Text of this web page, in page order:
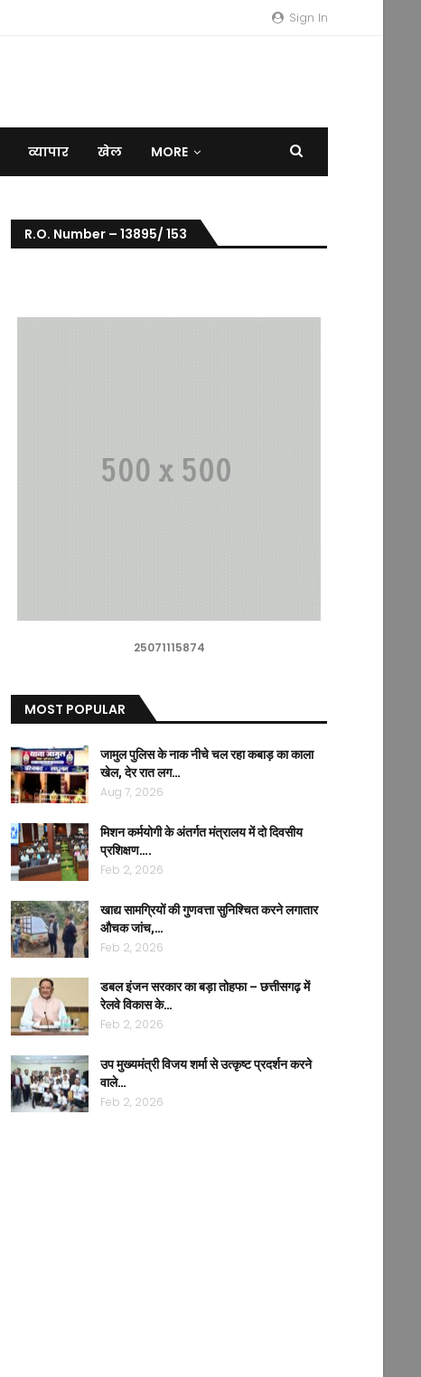
Sign In
व्यापार खेल MORE
R.O. Number – 13895/ 153
25071115874
MOST POPULAR
जामुल पुलिस के नाक नीचे चल रहा कबाड़ का काला
खेल, देर रात लग…
Aug 7, 2026
मिशन कर्मयोगी के अंतर्गत मंत्रालय में दो दिवसीय
प्रशिक्षण….
Feb 2, 2026
खाद्य सामग्रियों की गुणवत्ता सुनिश्चित करने लगातार
औचक जांच,…
Feb 2, 2026
डबल इंजन सरकार का बड़ा तोहफा – छत्तीसगढ़ में
रेलवे विकास के…
Feb 2, 2026
उप मुख्यमंत्री विजय शर्मा से उत्कृष्ट प्रदर्शन करने
वाले…
Feb 2, 2026